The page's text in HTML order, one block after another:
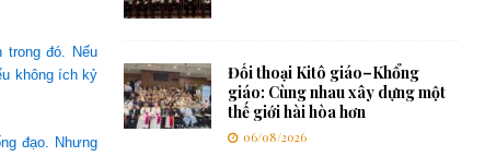
đó. Nếu
không ích kỷ
đạo. Nhưng
Đối thoại Kitô giáo–Khổng
giáo: Cùng nhau xây dựng một
thế giới hài hòa hơn
06/08/2026